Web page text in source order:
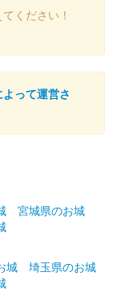
「島原城〜2024
催される「島原城
初は2023年3月18
ください！
って運営さ
宮城県のお城
城
埼玉県のお城